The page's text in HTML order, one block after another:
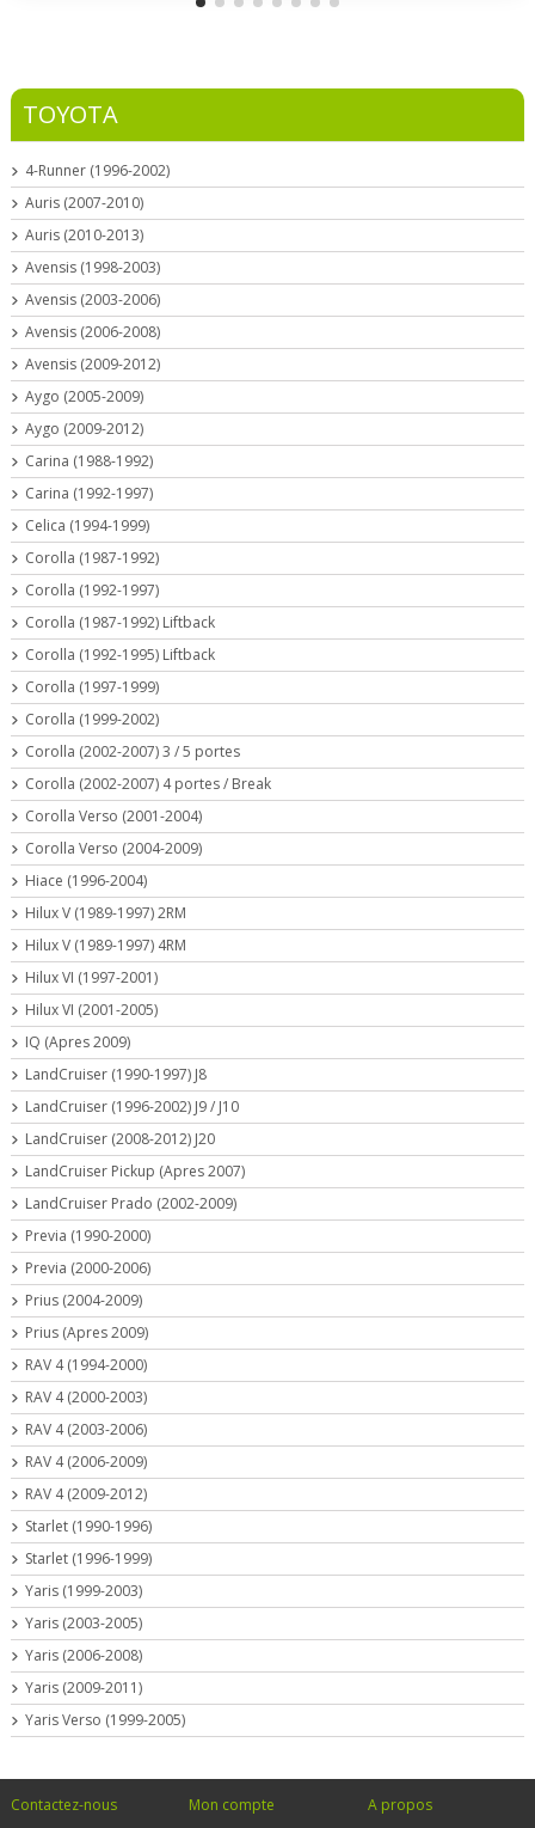
TOYOTA
4-Runner (1996-2002)
Auris (2007-2010)
Auris (2010-2013)
Avensis (1998-2003)
Avensis (2003-2006)
Avensis (2006-2008)
Avensis (2009-2012)
Aygo (2005-2009)
Aygo (2009-2012)
Carina (1988-1992)
Carina (1992-1997)
Celica (1994-1999)
Corolla (1987-1992)
Corolla (1992-1997)
Corolla (1987-1992) Liftback
Corolla (1992-1995) Liftback
Corolla (1997-1999)
Corolla (1999-2002)
Corolla (2002-2007) 3 / 5 portes
Corolla (2002-2007) 4 portes / Break
Corolla Verso (2001-2004)
Corolla Verso (2004-2009)
Hiace (1996-2004)
Hilux V (1989-1997) 2RM
Hilux V (1989-1997) 4RM
Hilux VI (1997-2001)
Hilux VI (2001-2005)
IQ (Apres 2009)
LandCruiser (1990-1997) J8
LandCruiser (1996-2002) J9 / J10
LandCruiser (2008-2012) J20
LandCruiser Pickup (Apres 2007)
LandCruiser Prado (2002-2009)
Previa (1990-2000)
Previa (2000-2006)
Prius (2004-2009)
Prius (Apres 2009)
RAV 4 (1994-2000)
RAV 4 (2000-2003)
RAV 4 (2003-2006)
RAV 4 (2006-2009)
RAV 4 (2009-2012)
Starlet (1990-1996)
Starlet (1996-1999)
Yaris (1999-2003)
Yaris (2003-2005)
Yaris (2006-2008)
Yaris (2009-2011)
Yaris Verso (1999-2005)
Contactez-nous Mon compte A propos